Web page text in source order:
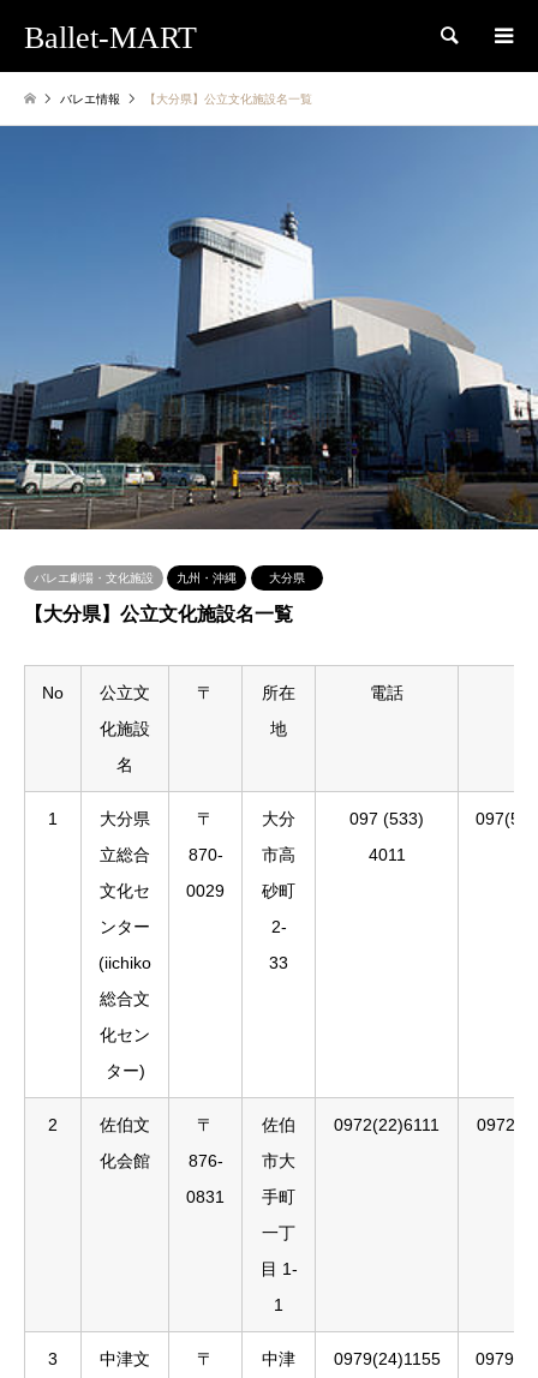
Ballet-MART 検索
バレエ情報 【大分県】公立文化施設名一覧
バレエ劇場・文化施設 九州・沖縄 大分県
【大分県】公立文化施設名一覧
No
公立文
化施設
名
〒
所在
地
電話
1
大分県
立総合
文化セ
ンター
(iichiko
総合文
化セン
ター)
〒
870-
0029
大分
市高
砂町
2-
33
097 (533)
4011
2
佐伯文
化会館
〒
876-
0831
佐伯
市大
手町
一丁
目 1-
1
0972(22)6111
3
中津文
〒
中津
0979(24)1155